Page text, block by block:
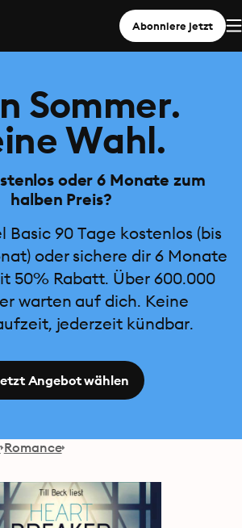
Abonniere jetzt
Sommer.
Wahl.
oder 6 Monate zum
halben Preis?
Basic 90 Tage kostenlos (bis
oder sichere dir 6 Monate
50% Rabatt. Über 600.000
warten auf dich. Keine
jederzeit kündbar.
Angebot wählen
Romance